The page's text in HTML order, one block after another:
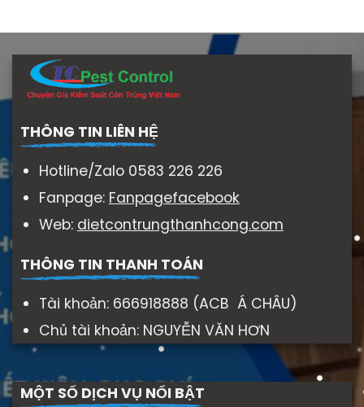
THÔNG TIN LIÊN HỆ
Hotline/Zalo 0583 226 226
Fanpage: Fanpagefacebook
Web: dietcontrungthanhcong.com
THÔNG TIN THANH TOÁN
Tài khoản: 666918888 (ACB Á CHÂU)
Chủ tài khoản: NGUYỄN VĂN HƠN
MỘT SỐ DỊCH VỤ NỔI BẬT